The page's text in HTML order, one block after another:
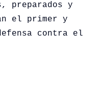
preparados y
el primer y
contra el